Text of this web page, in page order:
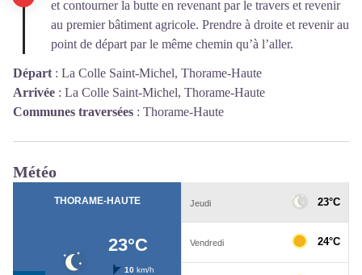
et contourner la butte en revenant par le travers et revenir
au premier bâtiment agricole. Prendre à droite et revenir au
point de départ par le même chemin qu’à l’aller.
Départ : La Colle Saint-Michel, Thorame-Haute
Arrivée : La Colle Saint-Michel, Thorame-Haute
Communes traversées : Thorame-Haute
Météo